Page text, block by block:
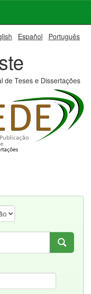
Español Português
de Teses e Dissertações